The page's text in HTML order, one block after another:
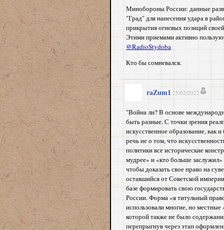
Минобороны России: данные
"Град" для нанесения удара в
прикрытия огневых позиций
Этими приемами активно
@RadioStydoba
Кто бы сомневался.
raZum1 25/02/2022
"Война ли?В основе
быть разные. С точки зрения
искусственное образование, как
речь не о том, что
политики все исторические
мудрее» и «кто больше
чтобы доказать свое право на
оставшийся от Советской
базе формировать свою
России.Форма «я титульный
использовали многие, но
которой также не было
перепрыгнув через этап